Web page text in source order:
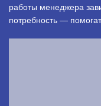
работы менеджера
потребность —